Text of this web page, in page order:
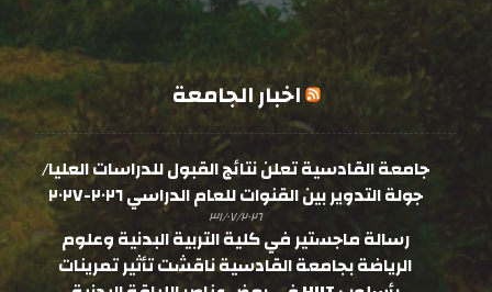
اخبار الجامعة
جامعة القادسية تعلن نتائج القبول للدراسات العليا/
جولة التدوير بين القنوات للعام الدراسي ٢٠٢٦-٢٠٢٧
٣١/٠٧/٢٠٢٦
رسالة ماجستير في كلية التربية البدنية وعلوم
الرياضة بجامعة القادسية ناقشت تأثير تمرينات